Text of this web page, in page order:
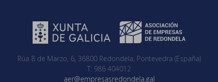
Rúa 8 de Marzo, 6, 36800 Redondela, Pontevedra (España)
T: 986 404012
aer@empresasredondela.gal